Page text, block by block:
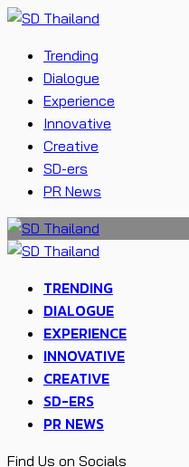
Trending
Dialogue
Experience
Innovative
Creative
SD-ers
PR News
TRENDING
DIALOGUE
EXPERIENCE
INNOVATIVE
CREATIVE
SD-ERS
PR NEWS
Find Us on Socials